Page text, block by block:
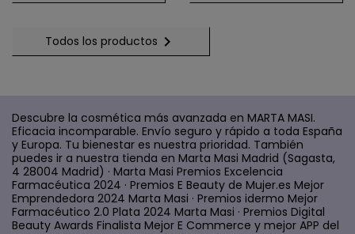
Todos los productos 
Descubre la cosmética más avanzada en MARTA MASI.
Eficacia incomparable. Envío seguro y rápido a toda España
y Europa. Tu bienestar es nuestra prioridad. También
puedes ir a nuestra tienda en Marta Masi Madrid (Sagasta,
4 28004 Madrid) · Marta Masi Premios Excelencia
Farmacéutica 2024 · Premios E Beauty de Mujer.es Mejor
Emprendedora 2024 Marta Masi · Premios idermo Mejor
Farmacéutico 2.0 Plata 2024 Marta Masi · Premios Digital
Beauty Awards Finalista Mejor E Commerce y mejor APP del